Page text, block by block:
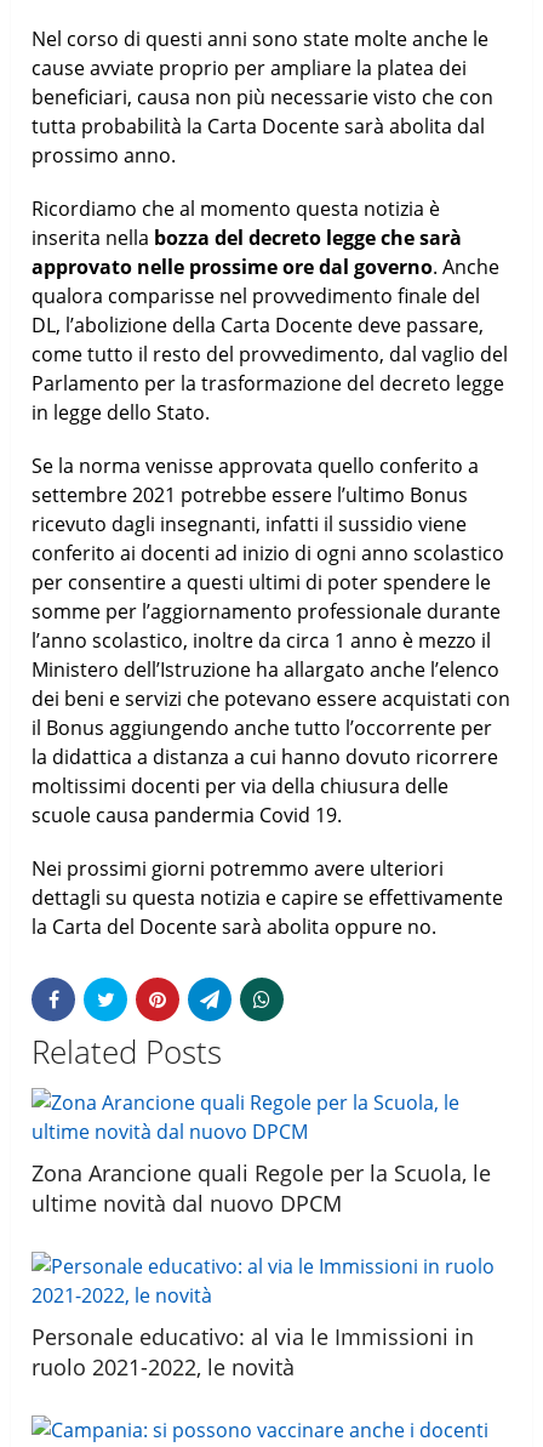
Nel corso di questi anni sono state molte anche le
cause avviate proprio per ampliare la platea dei
beneficiari, causa non più necessarie visto che con
tutta probabilità la Carta Docente sarà abolita dal
prossimo anno.
Ricordiamo che al momento questa notizia è
inserita nella bozza del decreto legge che sarà
approvato nelle prossime ore dal governo. Anche
qualora comparisse nel provvedimento finale del
DL, l’abolizione della Carta Docente deve passare,
come tutto il resto del provvedimento, dal vaglio del
Parlamento per la trasformazione del decreto legge
in legge dello Stato.
Se la norma venisse approvata quello conferito a
settembre 2021 potrebbe essere l’ultimo Bonus
ricevuto dagli insegnanti, infatti il sussidio viene
conferito ai docenti ad inizio di ogni anno scolastico
per consentire a questi ultimi di poter spendere le
somme per l’aggiornamento professionale durante
l’anno scolastico, inoltre da circa 1 anno è mezzo il
Ministero dell’Istruzione ha allargato anche l’elenco
dei beni e servizi che potevano essere acquistati con
il Bonus aggiungendo anche tutto l’occorrente per
la didattica a distanza a cui hanno dovuto ricorrere
moltissimi docenti per via della chiusura delle
scuole causa pandermia Covid 19.
Nei prossimi giorni potremmo avere ulteriori
dettagli su questa notizia e capire se effettivamente
la Carta del Docente sarà abolita oppure no.
Related Posts
Zona Arancione quali Regole per la Scuola, le
ultime novità dal nuovo DPCM
Personale educativo: al via le Immissioni in
ruolo 2021-2022, le novità